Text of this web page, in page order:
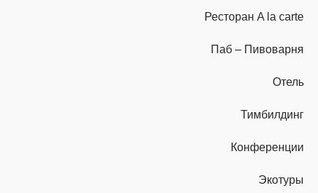
Ресторан A la carte
Паб – Пивоварня
Отель
Тимбилдинг
Конференции
Экотуры